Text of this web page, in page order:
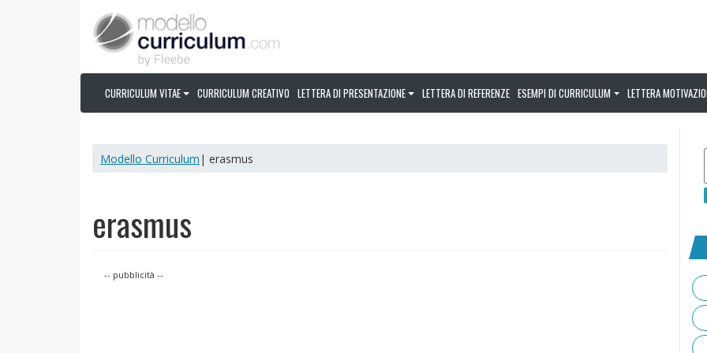
CURRICULUM VITAE CURRICULUM CREATIVO LETTERA DI PRESENTAZIONE LETTERA DI REFERENZE ESEMPI DI CURRICULUM LETTERA
Modello Curriculum | erasmus
erasmus
-- pubblicità --